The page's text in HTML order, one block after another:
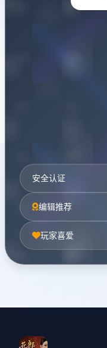
安全认证
编辑推荐
玩家喜爱